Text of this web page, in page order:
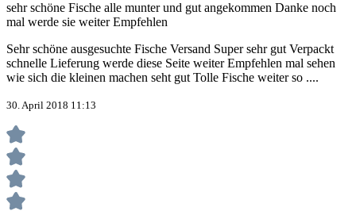
sehr schöne Fische alle munter und gut angekommen Danke noch
mal werde sie weiter Empfehlen
Sehr schöne ausgesuchte Fische Versand Super sehr gut Verpackt
schnelle Lieferung werde diese Seite weiter Empfehlen mal sehen
wie sich die kleinen machen seht gut Tolle Fische weiter so ....
30. April 2018 11:13